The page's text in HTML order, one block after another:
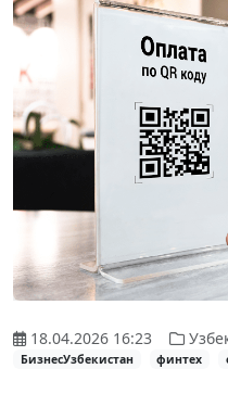
18.04.2026 16:23
БизнесУзбекистан финтех